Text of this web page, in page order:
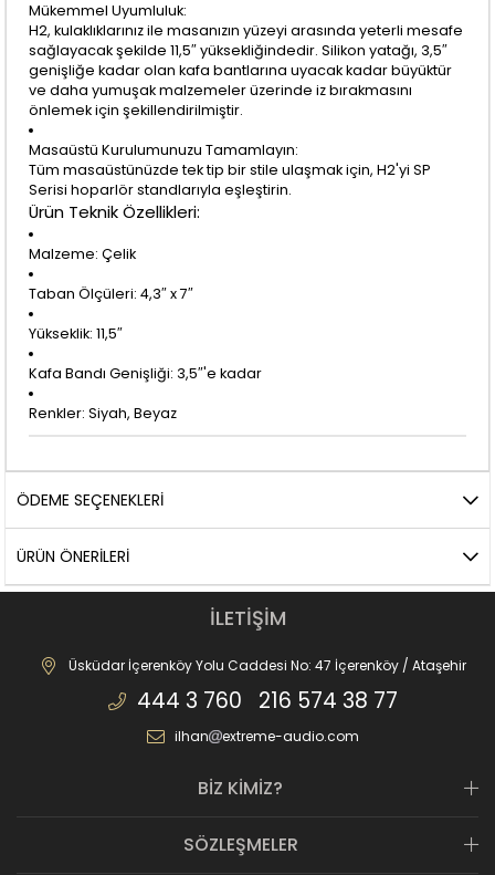
Mükemmel Uyumluluk:
H2, kulaklıklarınız ile masanızın yüzeyi arasında yeterli mesafe
sağlayacak şekilde 11,5″ yüksekliğindedir. Silikon yatağı, 3,5″
genişliğe kadar olan kafa bantlarına uyacak kadar büyüktür
ve daha yumuşak malzemeler üzerinde iz bırakmasını
önlemek için şekillendirilmiştir.
Masaüstü Kurulumunuzu Tamamlayın:
Tüm masaüstünüzde tek tip bir stile ulaşmak için, H2'yi SP
Serisi hoparlör standlarıyla eşleştirin.
Ürün Teknik Özellikleri:
Malzeme: Çelik
Taban Ölçüleri: 4,3″ x 7″
Yükseklik: 11,5″
Kafa Bandı Genişliği: 3,5″'e kadar
Renkler: Siyah, Beyaz
ÖDEME SEÇENEKLERI
ÜRÜN ÖNERILERI
İLETİŞİM
Üsküdar İçerenköy Yolu Caddesi No: 47 İçerenköy / Ataşehir
444 3 760 216 574 38 77
ilhan extreme-audio.com
BİZ KİMİZ?
SÖZLEŞMELER